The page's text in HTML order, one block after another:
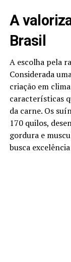
A
Brasil
A escolha pela
Considerada
criação em
características
da carne. Os
170 quilos,
gordura e
busca